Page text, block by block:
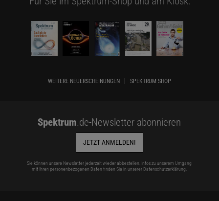
WEITERE NEUERSCHEINUNGEN SPEKTRUM SHOP
Spektrum.de-Newsletter abonnieren
JETZT ANMELDEN!
Sie können unsere Newsletter jederzeit wieder abbestellen. Infos zu unserem Umgang
mit Ihren personenbezogenen Daten finden Sie in unserer Datenschutzerklärung